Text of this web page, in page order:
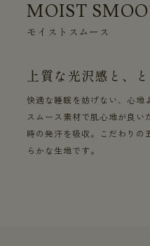
MOIST
モイストスムース
上質な光沢感と、
快適な睡眠を妨げない、心地
スムース素材で肌心地が良い
時の発汗を吸収。こだわりの
らかな生地です。